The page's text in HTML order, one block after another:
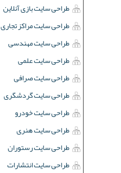
طراحی سایت بازی آنلاین
طراحی سایت مراکز تجاری
طراحی سایت مهندسی
طراحی سایت علمی
طراحی سایت صرافی
طراحی سایت گردشگری
طراحی سایت خودرو
طراحی سایت هنری
طراحی سایت رستوران
طراحی سایت انتشارات